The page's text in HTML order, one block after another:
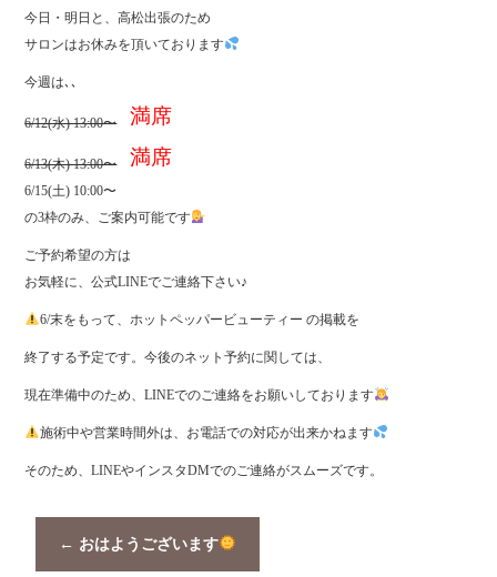
今日・明日と、高松出張のため
サロンはお休みを頂いております
今週は､､
6/12(水) 13:00〜 満席
6/13(木) 13:00〜 満席
6/15(土) 10:00〜
の3枠のみ、ご案内可能です
ご予約希望の方は
お気軽に、公式LINEでご連絡下さい♪
6/末をもって、ホットペッパービューティー の掲載を
終了する予定です。今後のネット予約に関しては、
現在準備中のため、LINEでのご連絡をお願いしております
施術中や営業時間外は、お電話での対応が出来かねます
そのため、LINEやインスタDMでのご連絡がスムーズです。
← おはようございます